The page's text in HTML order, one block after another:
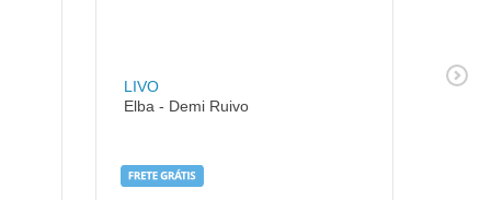
LIVO
Elba - Demi Ruivo
LIVO